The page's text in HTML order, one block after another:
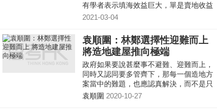
有學者表示填海效益巨大，單是賣地收益
已經可觀，加上政府可以發行債券、融資
2021-03-04
袁順圍：林鄭選擇性迎難而上
將造地建屋推向極端
政府如果要說甚麼事不避難、迎難而上，
同時又認同要多管齊下，那每一個造地方
案當中的難題，也應認真解決，而不是只
選擇最難的方案去面對，再舉高展示自己
袁順圍 2020-10-27